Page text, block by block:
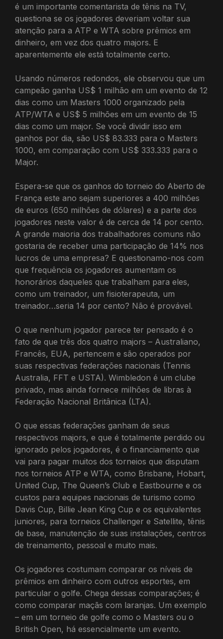
é um importante comentarista de tênis na TV,
questiona se os jogadores deveriam voltar sua
atenção para a ATP e WTA sobre prêmios em
dinheiro, em vez dos quatro majors. E
aparentemente ele está totalmente certo.
Usando números redondos, ele observou que um
campeão ganha US$ 1 milhão em um evento de 12
dias como um Masters 1000 organizado pela
ATP/WTA e US$ 5 milhões em um evento de 15
dias como um major. Se você dividir isso em
ganhos por dia, são US$ 83.333 para o Masters
1000, em comparação com US$ 333.333 para o
Major.
Espera-se que os ganhos do torneio do Aberto de
França este ano sejam superiores a 400 milhões
de euros (650 milhões de dólares) e a parte dos
jogadores neste valor é de cerca de 14 por cento.
A grande maioria dos trabalhadores comuns não
gostaria de receber uma participação de 14% nos
lucros de uma empresa? E questionamo-nos com
que frequência os jogadores aumentam os
honorários daqueles que trabalham para eles,
como um treinador, um fisioterapeuta, um
treinador…seria 14 por cento? Não é provável.
O que nenhum jogador parece ter pensado é o
fato de que três dos quatro majors – Australiano,
Francês, EUA, pertencem e são operados por
suas respectivas federações nacionais (Tennis
Australia, FFT e USTA). Wimbledon é um clube
privado, mas ainda fornece milhões de libras à
Federação Nacional Britânica (LTA).
O que essas federações ganham de seus
respectivos majors, e que é totalmente perdido ou
ignorado pelos jogadores, é o financiamento que
vai para pagar muitos dos torneios que disputam
nos torneios ATP e WTA, como Brisbane, Hobart,
United Cup, The Queen’s Club e Eastbourne e os
custos para equipes nacionais de turismo como
Davis Cup, Billie Jean King Cup e os equivalentes
juniores, para torneios Challenger e Satellite, tênis
de base, manutenção de suas instalações, centros
de treinamento, pessoal e muito mais.
Os jogadores costumam comparar os níveis de
prêmios em dinheiro com outros esportes, em
particular o golfe. Chega dessas comparações; é
como comparar maçãs com laranjas. Um exemplo
– em um torneio de golfe como o Masters ou o
British Open, há essencialmente um evento.